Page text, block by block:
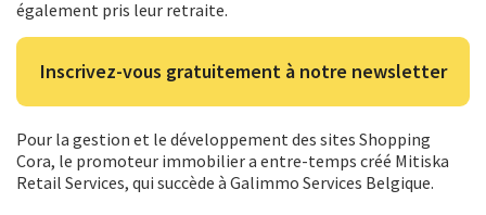
également pris leur retraite.
Inscrivez-vous gratuitement à notre newsletter
Pour la gestion et le développement des sites Shopping
Cora, le promoteur immobilier a entre-temps créé Mitiska
Retail Services, qui succède à Galimmo Services Belgique.